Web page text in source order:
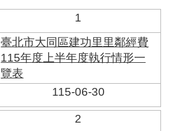
1
臺北市大同區建功里里鄰經費
115年度上半年度執行情形一
覽表
115-06-30
2